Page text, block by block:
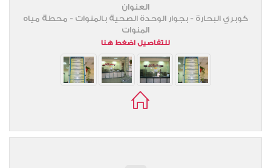
العنوان
كوبري البحارة - بجوار الوحدة الصحية بالمنوات - محطة مياه
المنوات
للتفاصيل اضغط هنا